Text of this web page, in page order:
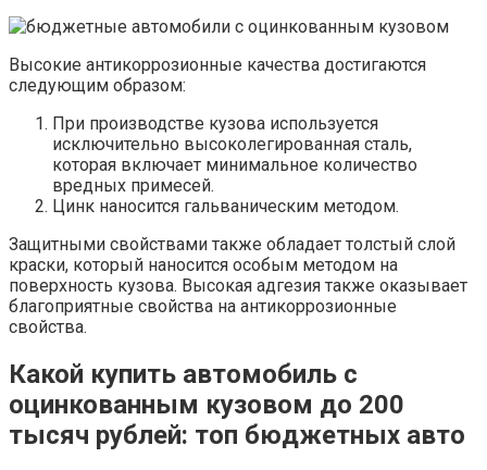
Высокие антикоррозионные качества достигаются
следующим образом:
При производстве кузова используется
исключительно высоколегированная сталь,
которая включает минимальное количество
вредных примесей.
Цинк наносится гальваническим методом.
Защитными свойствами также обладает толстый слой
краски, который наносится особым методом на
поверхность кузова. Высокая адгезия также оказывает
благоприятные свойства на антикоррозионные
свойства.
Какой купить автомобиль с
оцинкованным кузовом до 200
тысяч рублей: топ бюджетных авто